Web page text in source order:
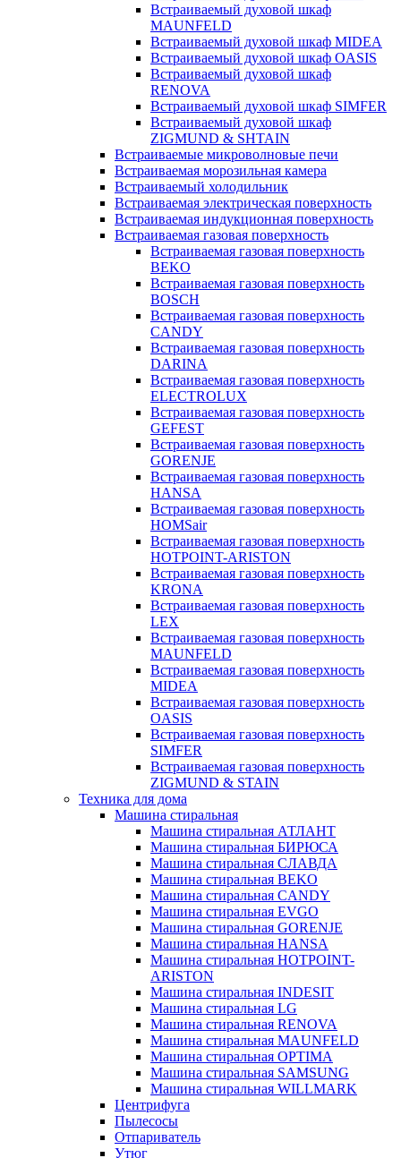
Встраиваемый духовой шкаф
MAUNFELD
Встраиваемый духовой шкаф MIDEA
Встраиваемый духовой шкаф OASIS
Встраиваемый духовой шкаф
RENOVA
Встраиваемый духовой шкаф SIMFER
Встраиваемый духовой шкаф
ZIGMUND & SHTAIN
Встраиваемые микроволновые печи
Встраиваемая морозильная камера
Встраиваемый холодильник
Встраиваемая электрическая поверхность
Встраиваемая индукционная поверхность
Встраиваемая газовая поверхность
Встраиваемая газовая поверхность
BEKO
Встраиваемая газовая поверхность
BOSCH
Встраиваемая газовая поверхность
CANDY
Встраиваемая газовая поверхность
DARINA
Встраиваемая газовая поверхность
ELECTROLUX
Встраиваемая газовая поверхность
GEFEST
Встраиваемая газовая поверхность
GORENJE
Встраиваемая газовая поверхность
HANSA
Встраиваемая газовая поверхность
HOMSair
Встраиваемая газовая поверхность
HOTPOINT-ARISTON
Встраиваемая газовая поверхность
KRONA
Встраиваемая газовая поверхность
LEX
Встраиваемая газовая поверхность
MAUNFELD
Встраиваемая газовая поверхность
MIDEA
Встраиваемая газовая поверхность
OASIS
Встраиваемая газовая поверхность
SIMFER
Встраиваемая газовая поверхность
ZIGMUND & STAIN
Техника для дома
Машина стиральная
Машина стиральная АТЛАНТ
Машина стиральная БИРЮСА
Машина стиральная СЛАВДА
Машина стиральная BEKO
Машина стиральная CANDY
Машина стиральная EVGO
Машина стиральная GORENJE
Машина стиральная HANSA
Машина стиральная HOTPOINT-
ARISTON
Машина стиральная INDESIT
Машина стиральная LG
Машина стиральная RENOVA
Машина стиральная MAUNFELD
Машина стиральная OPTIMA
Машина стиральная SAMSUNG
Машина стиральная WILLMARK
Центрифуга
Пылесосы
Отпариватель
Утюг